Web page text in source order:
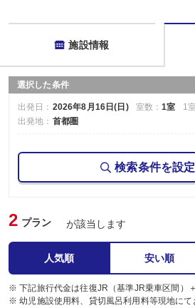
施設情報
選択した条件
出発日： 2026年8月16日(日) 室数：1室 1
出発地： 首都圏
検索条件を設
2 プラン が該当します
人気順 安い順
※ 下記旅行代金は往復JR（基準JR乗車区間）
※ 幼児施設使用料、貸切風呂利用料等現地にて